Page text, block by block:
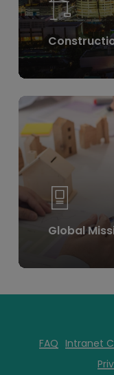
Global
Learn
more
FAQ Intranet